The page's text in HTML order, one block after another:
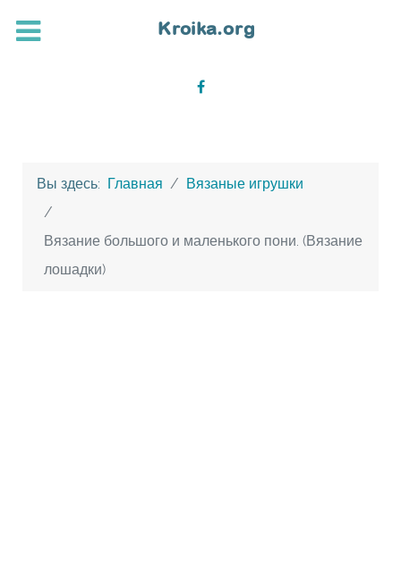
Вы здесь: Главная Вязаные игрушки
Вязание большого и маленького пони. (Вязание
лошадки)